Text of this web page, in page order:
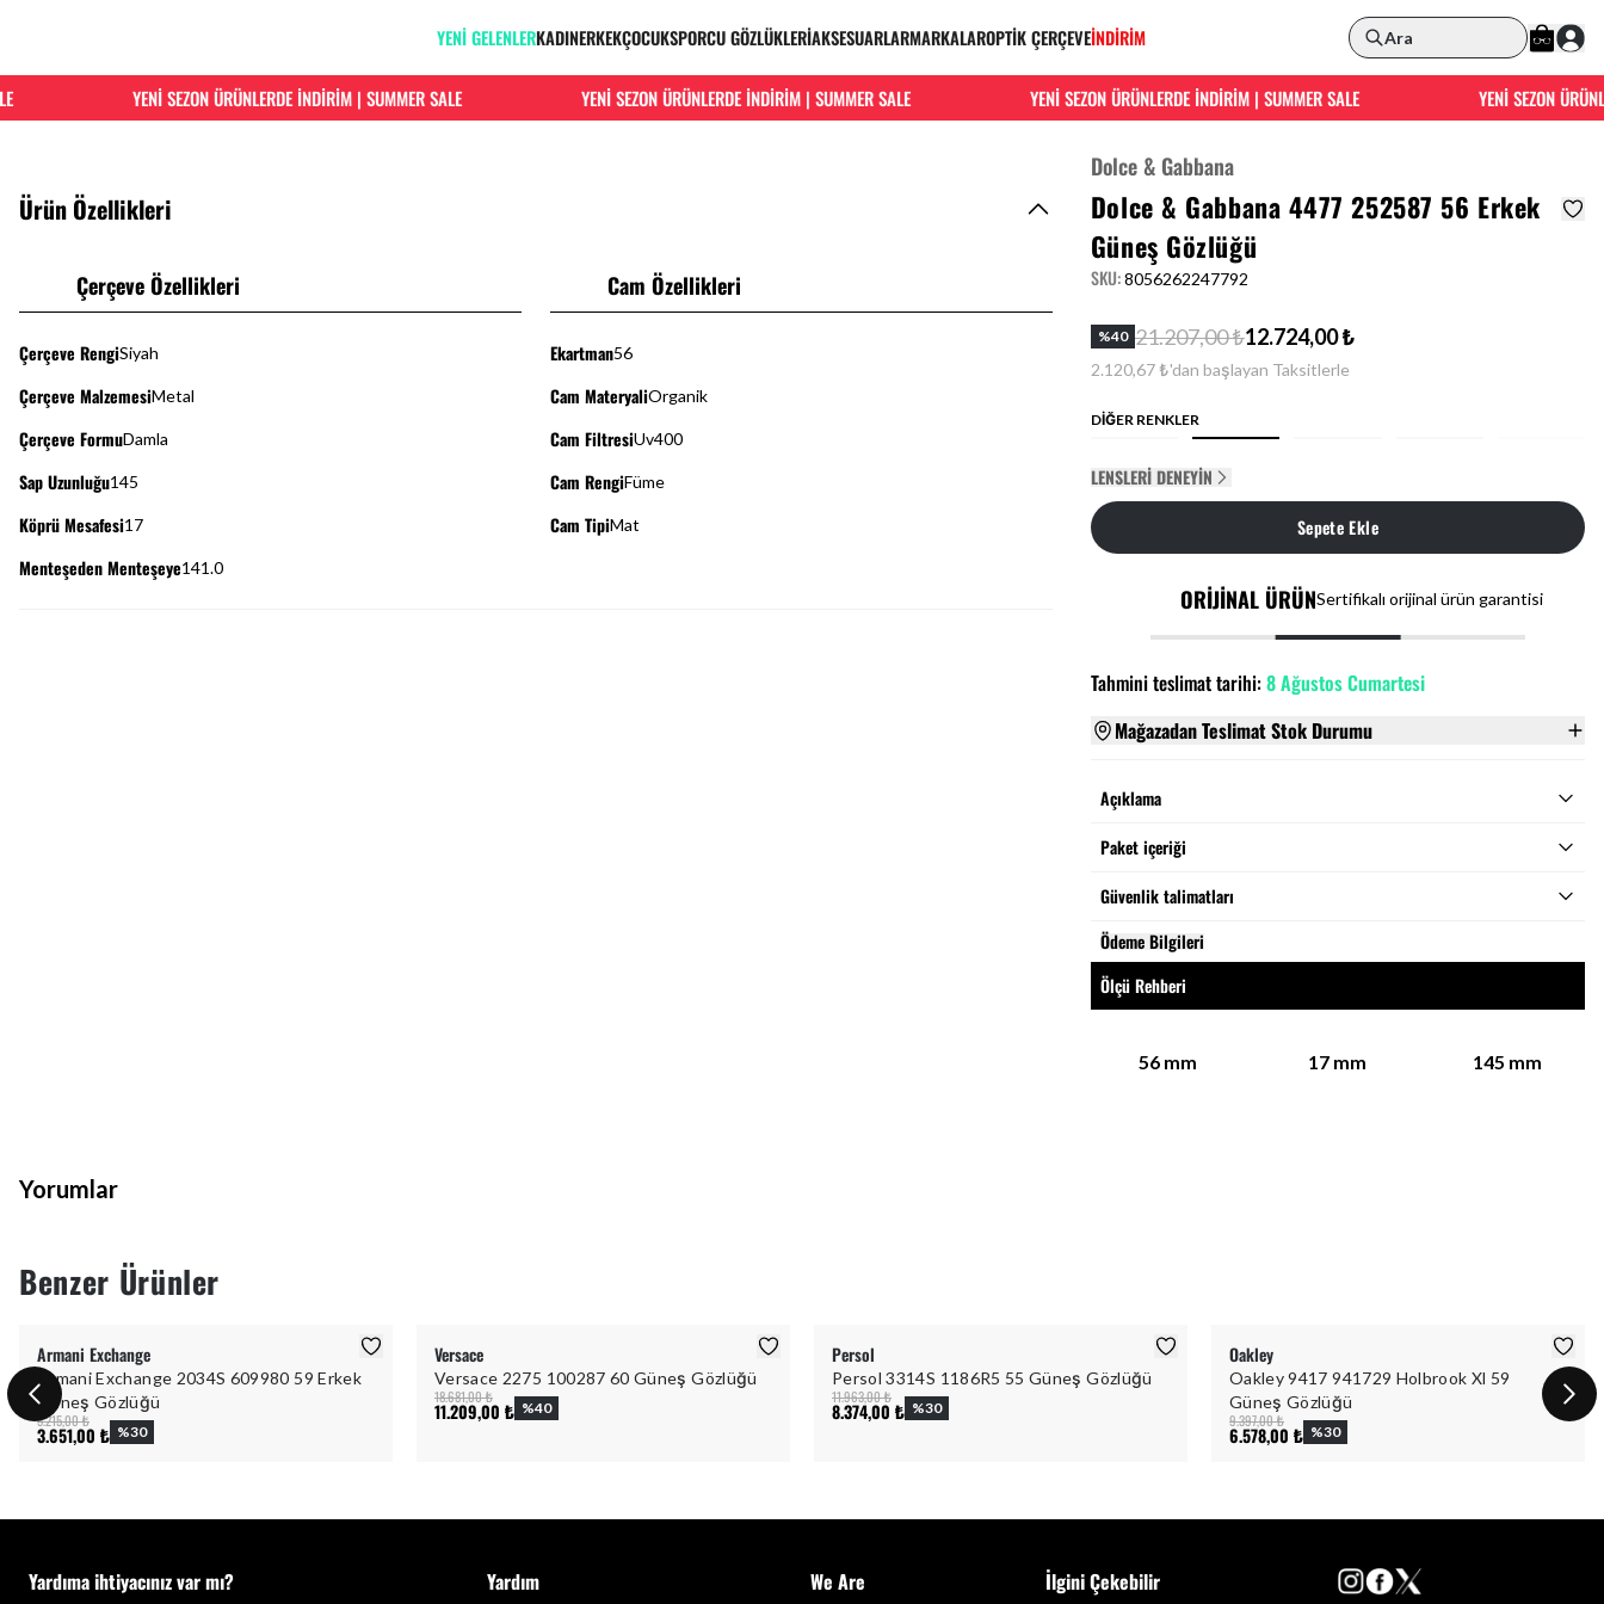
YENİ GELENLERKADINERKEKÇOCUKSPORCU GÖZLÜKLERİAKSESUARLARMARKALAROPTİK ÇERÇEVEİNDİRİM Ara
YENİ SEZON ÜRÜNLERDE İNDİRİM | SUMMER SALE YENİ SEZON ÜRÜNLERDE İNDİRİM | SUMMER SALE YENİ SEZON ÜRÜNLERDE İNDİRİM | SUMMER SALE YENİ SEZON
Ürün Özellikleri
Çerçeve Özellikleri
Çerçeve RengiSiyah
Çerçeve MalzemesiMetal
Çerçeve FormuDamla
Sap Uzunluğu145
Köprü Mesafesi17
Menteşeden Menteşeye141.0
Cam Özellikleri
Ekartman56
Cam MateryaliOrganik
Cam FiltresiUv400
Cam RengiFüme
Cam TipiMat
Dolce & Gabbana
Dolce & Gabbana 4477 252587 56 Erkek
Güneş Gözlüğü
SKU:8056262247792
%40 21.207,00 ₺12.724,00 ₺
2.120,67 ₺'dan başlayan Taksitlerle
DİĞER RENKLER
LENSLERI DENEYIN
Sepete Ekle
ORİJİNAL ÜRÜNSertifikalı orijinal ürün garantisi
Tahmini teslimat tarihi:8 Ağustos Cumartesi
Mağazadan Teslimat Stok Durumu
Açıklama
Paket içeriği
Güvenlik talimatları
Ödeme Bilgileri
Ölçü Rehberi
56 mm 17 mm 145 mm
Yorumlar
Benzer Ürünler
Armani Exchange
Armani Exchange 2034S 609980 59 Erkek
Güneş Gözlüğü
5.215,00 ₺
3.651,00 ₺ %30
Versace
Versace 2275 100287 60 Güneş Gözlüğü
18.681,00 ₺
11.209,00 ₺ %40
Persol
Persol 3314S 1186R5 55 Güneş Gözlüğü
11.963,00 ₺
8.374,00 ₺ %30
Oakley
Oakley 9417 941729 Holbrook Xl 59
Güneş Gözlüğü
9.397,00 ₺
6.578,00 ₺ %30
Yardıma ihtiyacınız var mı? Yardım We Are İlgini Çekebilir